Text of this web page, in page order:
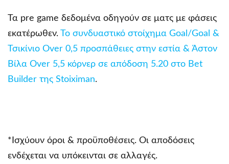
Τα pre game δεδομένα οδηγούν σε ματς με φάσεις
εκατέρωθεν. Το συνδυαστικό στοίχημα Goal/Goal &
Τσικίνιο Over 0,5 προσπάθειες στην εστία & Άστον
Βίλα Over 5,5 κόρνερ σε απόδοση 5.20 στο Bet
Builder της Stoiximan.
*Ισχύουν όροι & προϋποθέσεις. Οι αποδόσεις
ενδέχεται να υπόκεινται σε αλλαγές.